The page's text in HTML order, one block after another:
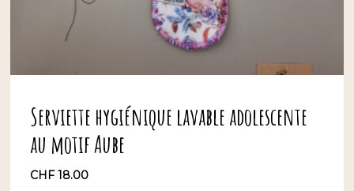
Serviette hygiénique lavable adolescente
au motif Aube
CHF18.00
CHF18.00